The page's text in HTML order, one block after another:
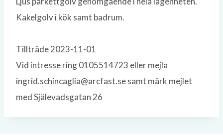
Kakelgolv i kök samt badrum.
Tillträde 2023-11-01
Vid intresse ring 0105514723 eller mejla
ingrid.schincaglia@arcfast.se samt märk mejlet
med Själevadsgatan 26